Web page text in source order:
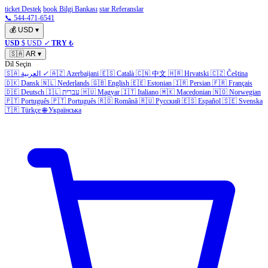
ticket Destek book Bilgi Bankası star Referanslar
📞 544-471-6541
💰 USD ▾
USD $ USD ✓ TRY ₺
🇸🇦 AR ▾
Dil Seçin
🇸🇦 العربية ✓ 🇦🇿 Azerbaijani 🇪🇸 Català 🇨🇳 中文 🇭🇷 Hrvatski 🇨🇿 Čeština
🇩🇰 Dansk 🇳🇱 Nederlands 🇬🇧 English 🇪🇪 Estonian 🇮🇷 Persian 🇫🇷 Français
🇩🇪 Deutsch 🇮🇱 עברית 🇭🇺 Magyar 🇮🇹 Italiano 🇲🇰 Macedonian 🇳🇴 Norwegian
🇵🇹 Português 🇵🇹 Português 🇷🇴 Română 🇷🇺 Русский 🇪🇸 Español 🇸🇪 Svenska
🇹🇷 Türkçe 🌐 Українська